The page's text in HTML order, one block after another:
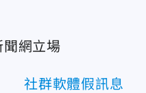
網立場
社群軟體假訊息